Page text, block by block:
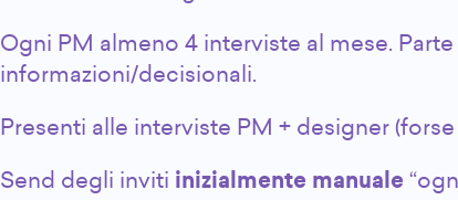
Ogni PM almeno 4 interviste al mese.
informazioni/decisionali.
Presenti alle interviste PM + designer
Send degli inviti inizialmente manuale